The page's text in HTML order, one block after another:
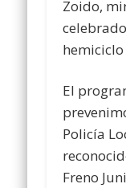
Zoido,
hemiciclo
El
Policía
Freno